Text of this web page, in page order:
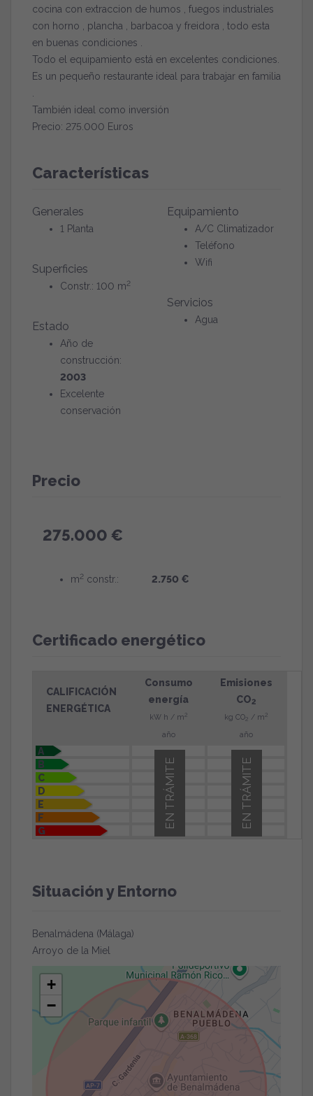
cocina con extraccion de humos , fuegos industriales
con horno , plancha , barbacoa y freidora , todo esta
en buenas condiciones .
Todo el equipamiento está en excelentes condiciones.
Es un pequeño restaurante ideal para trabajar en familia
También ideal como inversión
Precio: 275.000 Euros
Características
Generales
1 Planta
Superficies
Constr.: 100 m2
Estado
Año de
construcción:
2003
Excelente
conservación
Equipamiento
A/C Climatizador
Teléfono
Wifi
Servicios
Agua
Precio
275.000 €
m2 constr.: 2.750 €
Certificado energético
CALIFICACIÓN
ENERGÉTICA
Consumo
energía
kW h / m2
año
Emisiones
CO2
kg CO2 / m2
año
A
B
C
D
E
F
G
EN TRÁMITE
EN TRÁMITE
Situación y Entorno
Benalmádena (Málaga)
Arroyo de la Miel
+
−